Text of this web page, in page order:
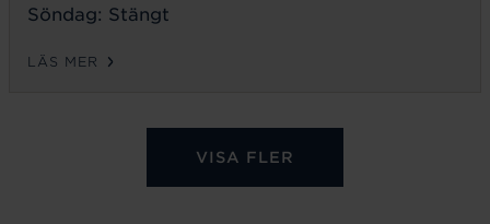
Söndag: Stängt
LÄS MER
VISA FLER